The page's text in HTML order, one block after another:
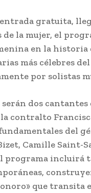
gratuita,
de la mujer, el
en la historia
más célebres del
por solistas
serán dos
contralto
del
Camille Saint-
programa incluirá
que transita